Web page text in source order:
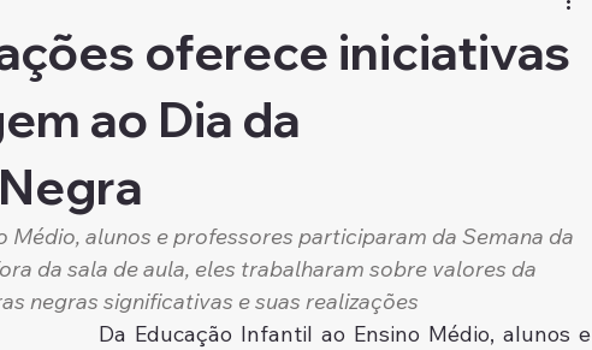
oferece iniciativas
ao Dia da
Médio, alunos e professores participaram da Semana da
da sala de aula, eles trabalharam sobre valores da
negras significativas e suas realizações
Da Educação Infantil ao Ensino Médio, alunos e